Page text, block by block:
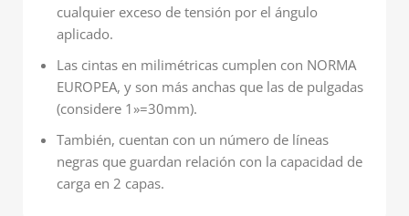
cualquier exceso de tensión por el ángulo
aplicado.
Las cintas en milimétricas cumplen con NORMA
EUROPEA, y son más anchas que las de pulgadas
(considere 1»=30mm).
También, cuentan con un número de líneas
negras que guardan relación con la capacidad de
carga en 2 capas.